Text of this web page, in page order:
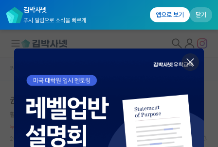
김박사넷
푸시 알림으로 소식을 빠르게
앱으로 보기 닫기
대학원생 모집
국내대학원 정보
연구실&오픈랩
커뮤니티
커뮤니티 홈
권력형 따돌림
활기찬 에이다 러브레이스
누적 신고가 50개 이상인 사용자입니다.
2026.05.07
26 2603